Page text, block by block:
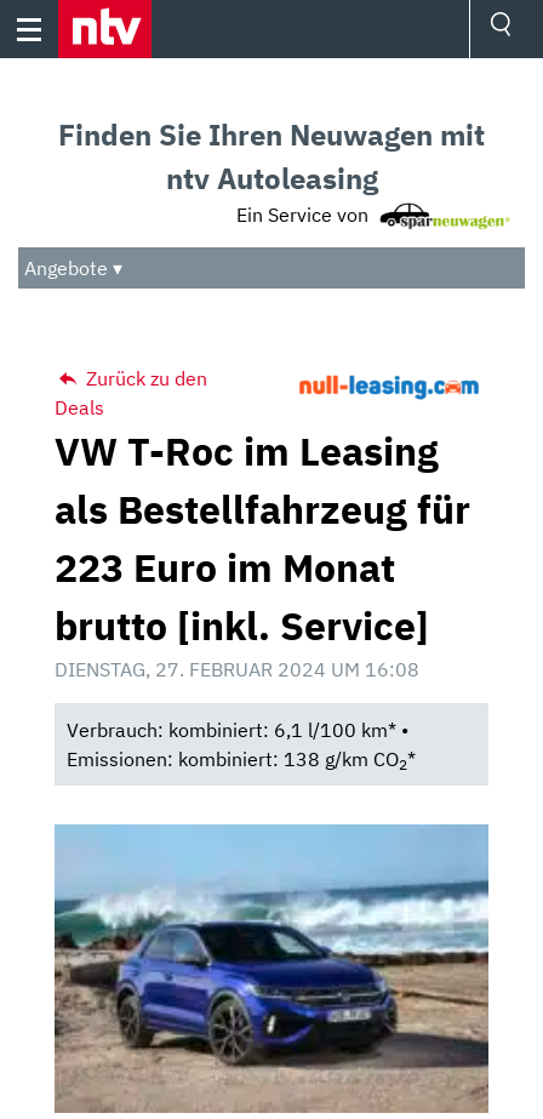
Skip
Audio
Das Beste
Finden Sie Ihren Neuwagen mit
ntv Autoleasing
Ein Service von
Angebote ▾
Zurück zu den
Deals
VW T-Roc im Leasing
als Bestellfahrzeug für
223 Euro im Monat
brutto [inkl. Service]
DIENSTAG, 27. FEBRUAR 2024 UM 16:08
Verbrauch: kombiniert: 6,1 l/100 km* •
Emissionen: kombiniert: 138 g/km CO2*